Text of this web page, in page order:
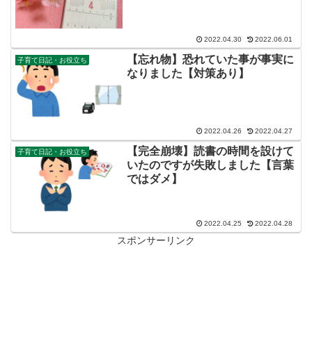
2022.04.30 2022.06.01
子育て日記・お役立ち
【忘れ物】恐れていた事が事実に
なりました【対策あり】
2022.04.26 2022.04.27
子育て日記・お役立ち
【完全崩壊】読書の時間を設けて
いたのですが失敗しました【言葉
ではダメ】
2022.04.25 2022.04.28
スポンサーリンク